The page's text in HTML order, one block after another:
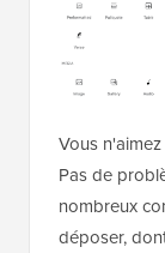
Vous
Pas de
nombreux
déposer,